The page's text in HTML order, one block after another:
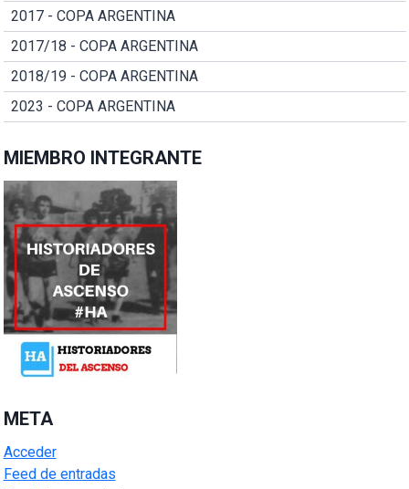
2017 - COPA ARGENTINA
2017/18 - COPA ARGENTINA
2018/19 - COPA ARGENTINA
2023 - COPA ARGENTINA
MIEMBRO INTEGRANTE
META
Acceder
Feed de entradas